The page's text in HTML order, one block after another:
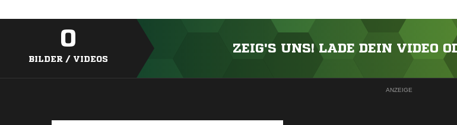
0
BILDER / VIDEOS
ZEIG'S UNS! LADE DEIN VIDEO
ANZEIGE